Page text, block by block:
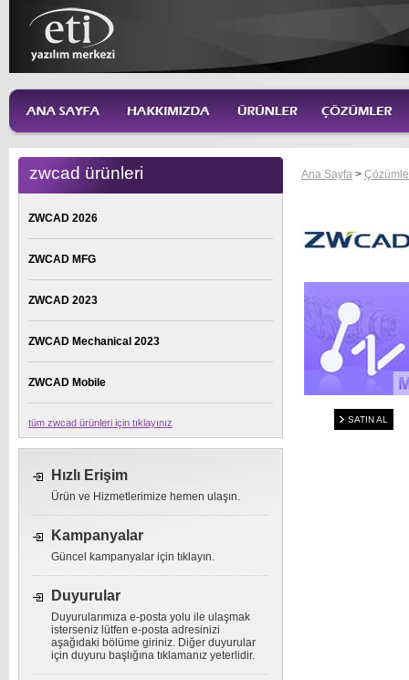
Ana Sayfa >
SATIN AL
zwcad ürünleri
ZWCAD 2026
ZWCAD MFG
ZWCAD 2023
ZWCAD Mechanical 2023
ZWCAD Mobile
tüm zwcad ürünleri için tıklayınız
Hızlı Erişim
Ürün ve Hizmetlerimize hemen ulaşın.
Kampanyalar
Güncel kampanyalar için tıklayın.
Duyurular
Duyurularımıza e-posta yolu ile ulaşmak
isterseniz lütfen e-posta adresinizi
aşağıdaki bölüme giriniz. Diğer duyurular
için duyuru başlığına tıklamanız yeterlidir.